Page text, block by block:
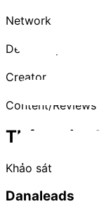
Network
Deal/Coupons
Creator
Content/Reviews
Thông tin
Khảo sát
Danaleads